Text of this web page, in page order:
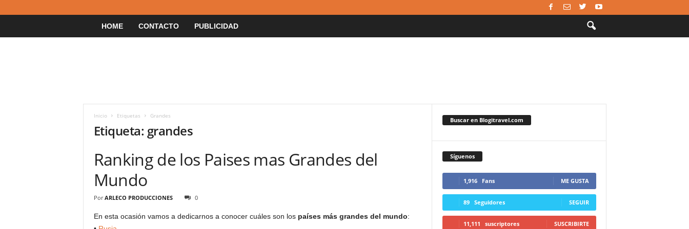
HOME CONTACTO PUBLICIDAD
Inicio Etiquetas Grandes
Etiqueta: grandes
Ranking de los Paises mas Grandes del
Mundo
Por ARLECO PRODUCCIONES 0
En esta ocasión vamos a dedicarnos a conocer cuáles son los países más grandes del mundo:
Buscar en Blogitravel.com
Síguenos
1,916 Fans ME GUSTA
89 Seguidores SEGUIR
11,111 suscriptores SUSCRIBIRTE